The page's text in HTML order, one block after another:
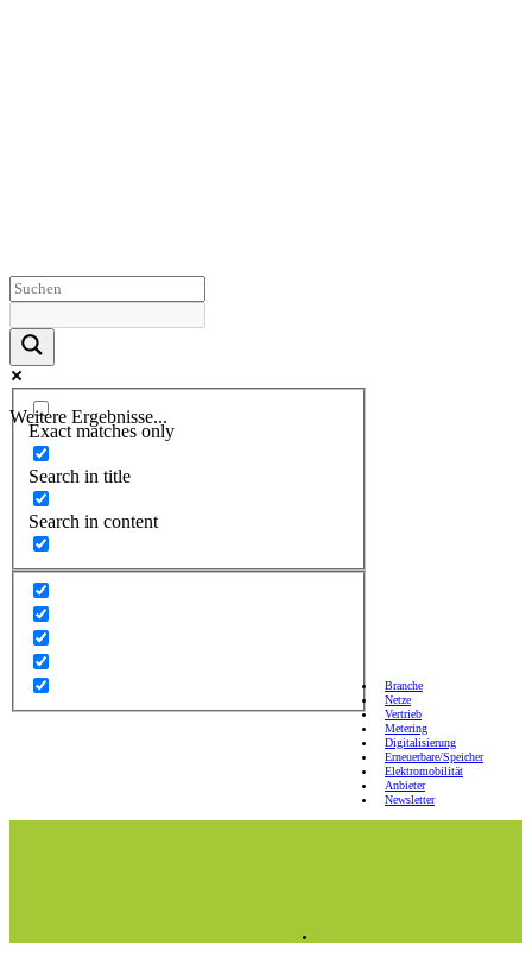
Weitere Ergebnisse...
Exact matches only
Search in title
Search in content
Branche
Netze
Vertrieb
Metering
Digitalisierung
Erneuerbare/Speicher
Elektromobilität
Anbieter
Newsletter